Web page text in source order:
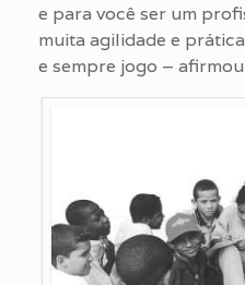
e para você ser um
muita agilidade e
e sempre jogo –